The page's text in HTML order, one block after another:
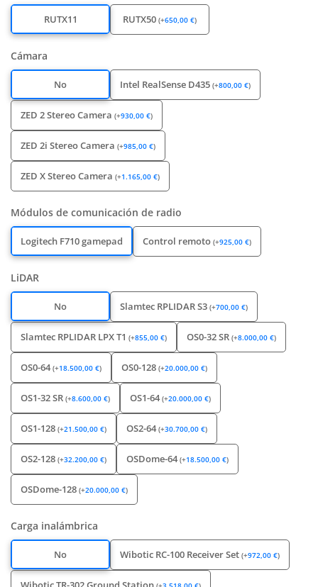
RUTX11 RUTX50(+650,00€)
Cámara
No Intel RealSense D435(+800,00€)
ZED 2 Stereo Camera(+930,00€)
ZED 2i Stereo Camera(+985,00€)
ZED X Stereo Camera(+1.165,00€)
Módulos de comunicación de radio
Logitech F710 gamepad Control remoto(+925,00€)
LiDAR
No Slamtec RPLIDAR S3(+700,00€)
Slamtec RPLIDAR LPX T1(+855,00€) OS0-32 SR(+8.000,00€)
OS0-64(+18.500,00€) OS0-128(+20.000,00€)
OS1-32 SR(+8.600,00€) OS1-64(+20.000,00€)
OS1-128(+21.500,00€) OS2-64(+30.700,00€)
OS2-128(+32.200,00€) OSDome-64(+18.500,00€)
OSDome-128(+20.000,00€)
Carga inalámbrica
No Wibotic RC-100 Receiver Set(+972,00€)